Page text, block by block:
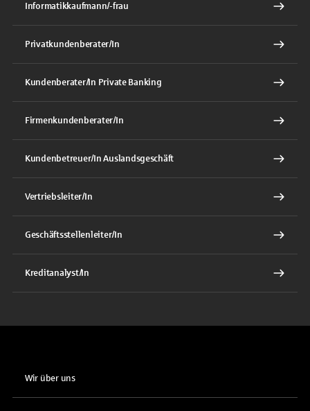
Informatikkaufmann/-frau
Privatkundenberater/In
Kundenberater/In Private Banking
Firmenkundenberater/In
Kundenbetreuer/In Auslandsgeschäft
Vertriebsleiter/In
Geschäftsstellenleiter/In
Kreditanalyst/In
Wir über uns